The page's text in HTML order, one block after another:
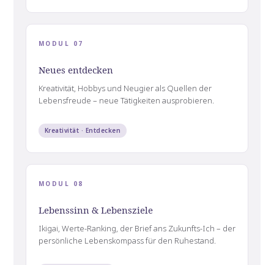
MODUL 07
Neues entdecken
Kreativität, Hobbys und Neugier als Quellen der
Lebensfreude – neue Tätigkeiten ausprobieren.
Kreativität · Entdecken
MODUL 08
Lebenssinn & Lebensziele
Ikigai, Werte-Ranking, der Brief ans Zukunfts-Ich – der
persönliche Lebenskompass für den Ruhestand.